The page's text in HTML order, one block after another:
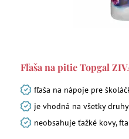
Fľaša na pitie Topgal
fľaša na nápoje pre
je vhodná na všetky
neobsahuje ťažké kovy,